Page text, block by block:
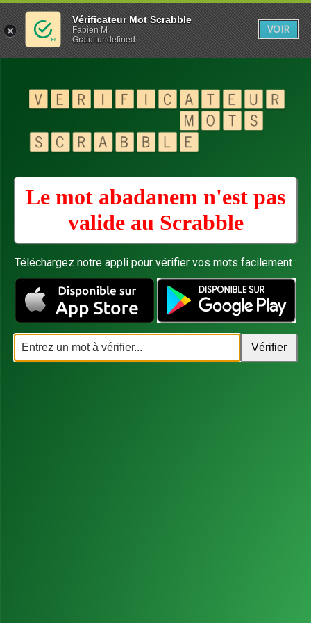
Le mot abadanem n'est pas
valide au Scrabble
Téléchargez notre appli pour vérifier vos mots facilement :
Vérificateur Mot Scrabble
Fabien M
Gratuitundefined
VOIR